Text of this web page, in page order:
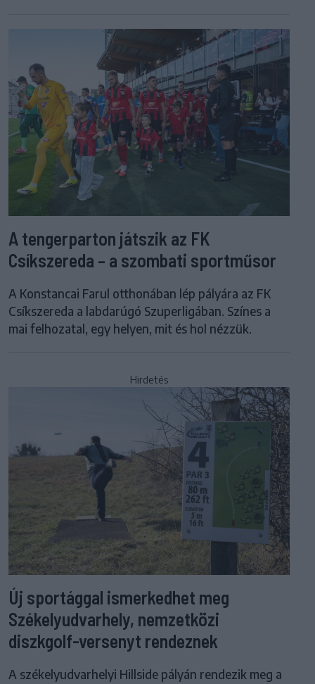
A tengerparton játszik az FK
Csíkszereda – a szombati sportműsor
A Konstancai Farul otthonában lép pályára az FK
Csíkszereda a labdarúgó Szuperligában. Színes a
mai felhozatal, egy helyen, mit és hol nézzük.
Hirdetés
Új sportággal ismerkedhet meg
Székelyudvarhely, nemzetközi
diszkgolf-versenyt rendeznek
A székelyudvarhelyi Hillside pályán rendezik meg a